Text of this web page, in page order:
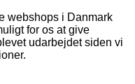
webshops i Danmark
for os at give
udarbejdet siden vi